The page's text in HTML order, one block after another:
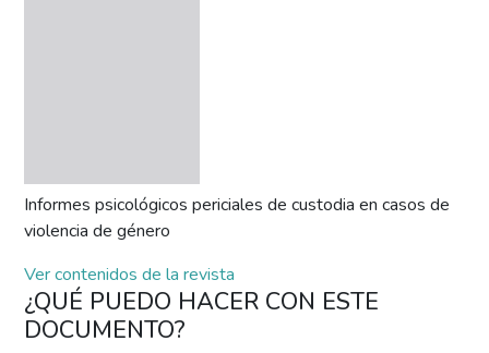
Informes psicológicos periciales de custodia en casos de
violencia de género
Ver contenidos de la revista
¿QUÉ PUEDO HACER CON ESTE
DOCUMENTO?